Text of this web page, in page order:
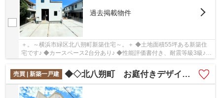
過去掲載物件
＋。～横浜市緑区北八朔町新築住宅～。＋ ◆土地面積55坪ある新築住
宅です♪ ◆カースペース2台分あり♪ ◆性能評価書付き、耐震等級3級♪
売買 | 新築一戸建
◆◇北八朔町 お庭付きデザイナーズ住宅◇◆